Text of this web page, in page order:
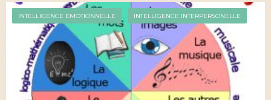
INTELLIGENCE EMOTIONNELLE INTELLIGENCE INTERPERSONELLE